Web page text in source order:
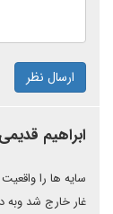
ارسال نظر
ابراهیم قدیمی
سایه ها را
غار خارج شد وبه